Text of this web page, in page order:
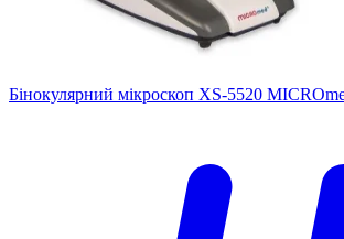
Бінокулярний мікроскоп XS-5520